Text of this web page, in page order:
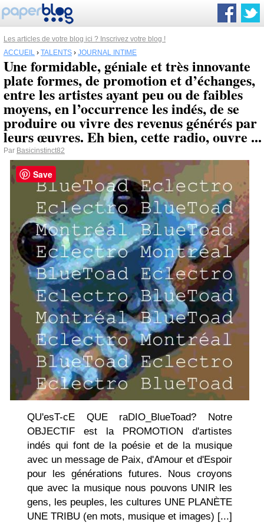
Les articles de votre blog ici ? Inscrivez votre blog !
ACCUEIL › TALENTS › JOURNAL INTIME
Une formidable, géniale et très innovante
plate formes, de promotion et d’échanges,
entre les artistes ayant peu ou de faibles
moyens, en l’occurrence les indés, de se
produire ou vivre des revenus générés par
leurs œuvres. Eh bien, cette radio, ouvre ...
Par Basicinstinct82
QU'esT-cE QUE raDIO_BlueToad? Notre
OBJECTIF est la PROMOTION d'artistes
indés qui font de la poésie et de la musique
avec un message de Paix, d'Amour et d'Espoir
pour les générations futures. Nous croyons
que avec la musique nous pouvons UNIR les
gens, les peuples, les cultures UNE PLANÈTE
UNE TRIBU (en mots, musique et images) [...]
Save